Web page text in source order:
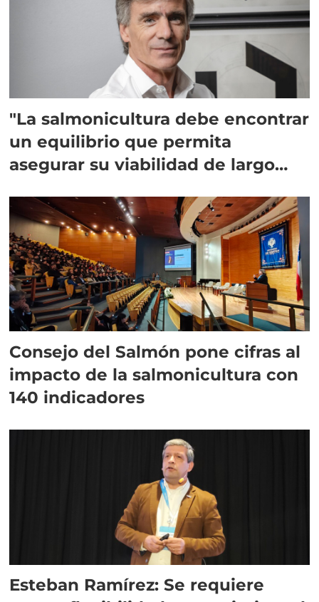
"La salmonicultura debe encontrar
un equilibrio que permita
asegurar su viabilidad de largo
Consejo del Salmón pone cifras al
impacto de la salmonicultura con
140 indicadores
Esteban Ramírez: Se requiere